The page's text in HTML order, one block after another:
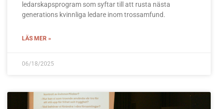
ledarskapsprogram som syftar till att rusta nästa
generations kvinnliga ledare inom trossamfund.
LÄS MER »
06/18/2025